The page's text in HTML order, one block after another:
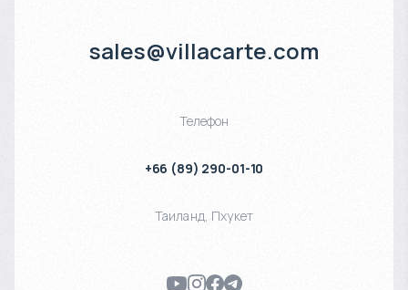
sales@villacarte.com
Телефон
+66 (89) 290-01-10
Таиланд, Пхукет